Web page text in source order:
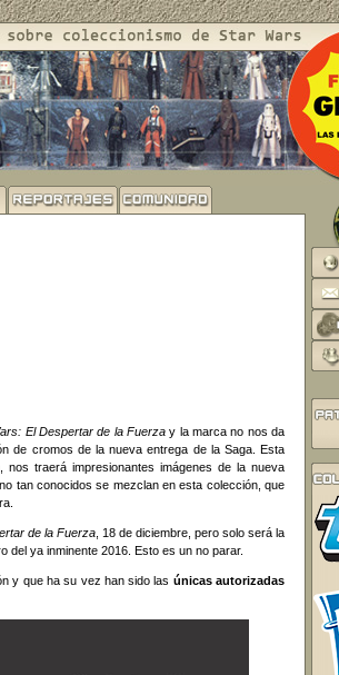
El Despertar de la Fuerzay la marca no nos da
de cromos de la nueva entrega de la Saga. Esta
traerá impresionantes imágenes de la nueva
tan conocidos se mezclan en esta colección, que
de la Fuerza, 18 de diciembre, pero solo será la
del ya inminente 2016. Esto es un no parar.
y que ha su vez han sido las únicas autorizadas